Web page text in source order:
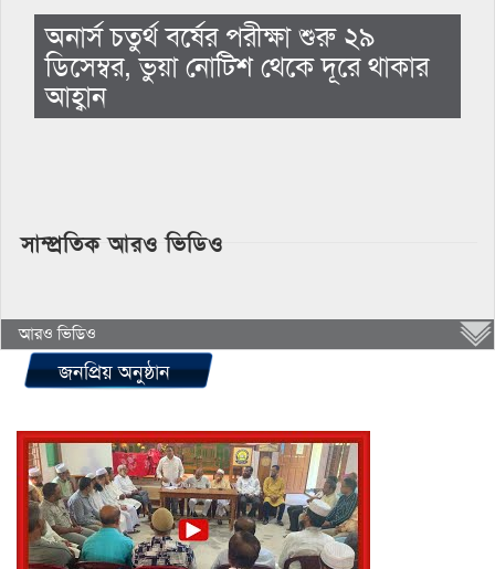
অনার্স চতুর্থ বর্ষের পরীক্ষা শুরু ২৯
ডিসেম্বর, ভুয়া নোটিশ থেকে দূরে থাকার
আহ্বান
সাম্প্রতিক আরও ভিডিও
আরও ভিডিও
জনপ্রিয় অনুষ্ঠান